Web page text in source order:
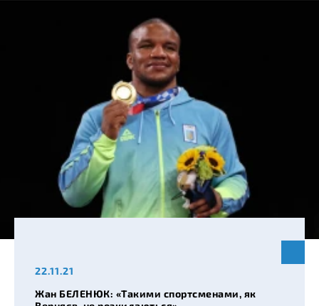
22.11.21
Жан БЕЛЕНЮК: «Такими спортсменами, як